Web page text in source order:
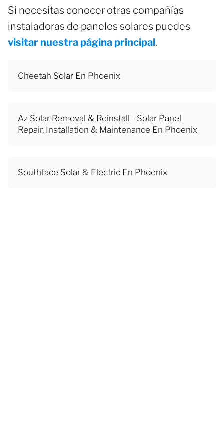
Si necesitas conocer otras compañías
instaladoras de paneles solares puedes
visitar nuestra página principal.
Cheetah Solar En Phoenix
Az Solar Removal & Reinstall - Solar Panel
Repair, Installation & Maintenance En Phoenix
Southface Solar & Electric En Phoenix